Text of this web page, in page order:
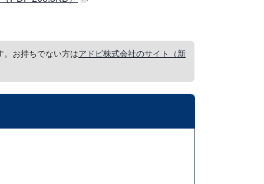
。お持ちでない方はアドビ株式会社のサイト（新